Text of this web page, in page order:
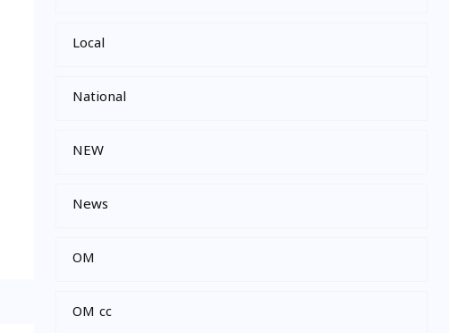
Local
National
NEW
News
OM
OM cc